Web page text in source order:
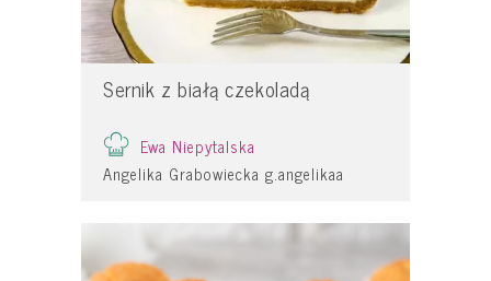
Sernik z białą czekoladą
Ewa Niepytalska
Angelika Grabowiecka g.angelikaa